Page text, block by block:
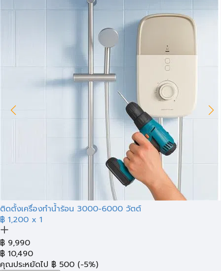
ติดตั้งเครื่องทำน้ำร้อน 3000-6000 วัตต์
฿ 1,200 x 1
฿ 9,990
฿ 10,490
คุณประหยัดไป ฿ 500 (-5%)